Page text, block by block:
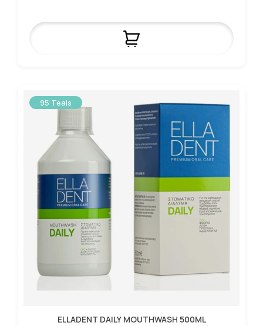
95 Teals
ELLADENT DAILY MOUTHWASH 500ML